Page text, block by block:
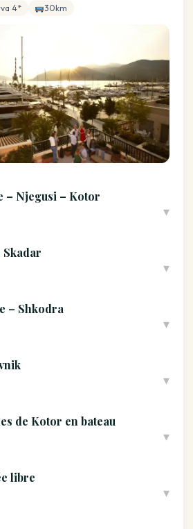
4* 30km
– Njegusi – Kotor
▾
Skadar
▾
– Shkodra
▾
▾
de Kotor en bateau
▾
libre
▾